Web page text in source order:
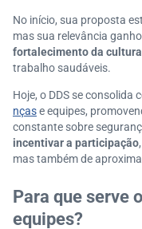
No início, sua proposta
mas sua relevância
fortalecimento da
trabalho saudáveis.
Hoje, o DDS se
nçase equipes,
constante sobre
incentivar a participação
mas também de
Para que serve
equipes?